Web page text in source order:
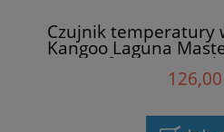
Czujnik temperatury
Kangoo Laguna
Trafic Twingo Vel
126,00